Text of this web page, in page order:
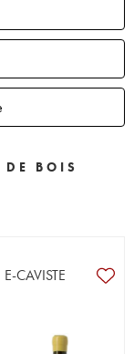
BOIS
E-CAVISTE